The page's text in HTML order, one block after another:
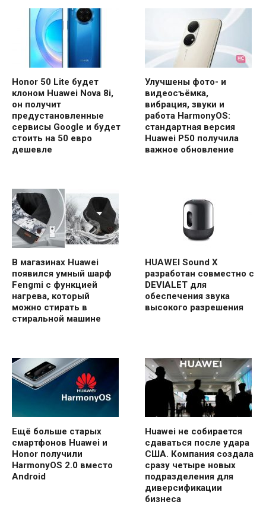
Honor 50 Lite будет
клоном Huawei Nova 8i,
он получит
предустановленные
сервисы Google и будет
стоить на 50 евро
дешевле
Улучшены фото- и
видеосъёмка,
вибрация, звуки и
работа HarmonyOS:
стандартная версия
Huawei P50 получила
важное обновление
В магазинах Huawei
появился умный шарф
Fengmi с функцией
нагрева, который
можно стирать в
стиральной машине
HUAWEI Sound X
разработан совместно с
DEVIALET для
обеспечения звука
высокого разрешения
Ещё больше старых
смартфонов Huawei и
Honor получили
HarmonyOS 2.0 вместо
Android
Huawei не собирается
сдаваться после удара
США. Компания создала
сразу четыре новых
подразделения для
диверсификации
бизнеса